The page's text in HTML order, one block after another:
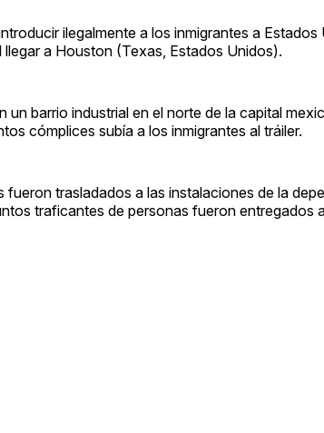
ilegalmente a los inmigrantes a Estados
a Houston (Texas, Estados Unidos).
barrio industrial en el norte de la capital
cómplices subía a los inmigrantes al tráiler.
trasladados a las instalaciones de la
traficantes de personas fueron entregados